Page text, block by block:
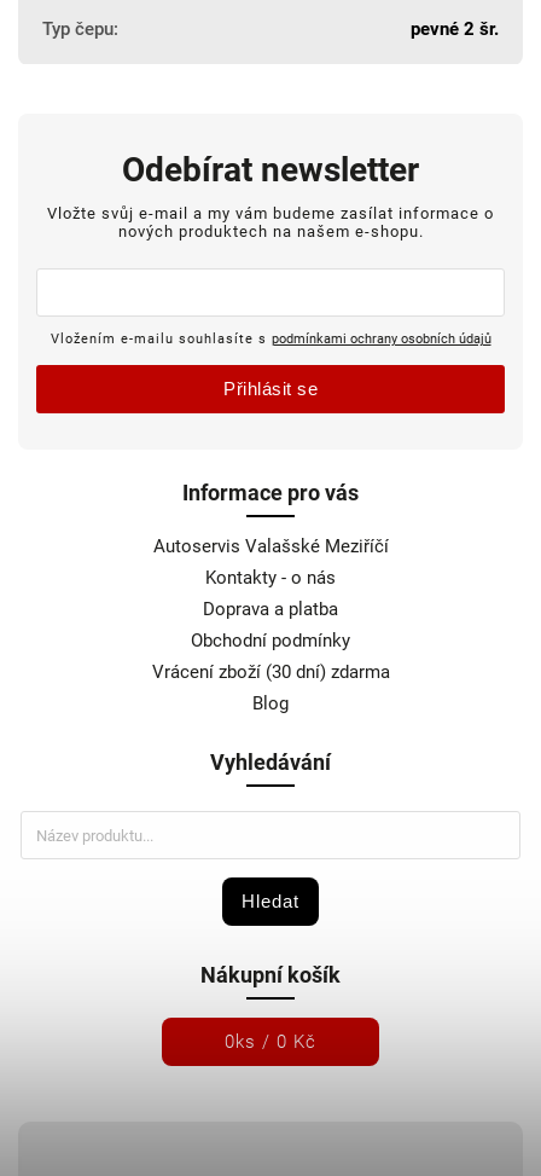
Typ čepu: pevné 2 šr.
Informace pro vás
Autoservis Valašské Meziříčí
Kontakty - o nás
Doprava a platba
Obchodní podmínky
Vrácení zboží (30 dní) zdarma
Blog
Vyhledávání
Hledat
Nákupní košík
0ks / 0 Kč
Odebírat newsletter
Vložte svůj e-mail a my vám budeme zasílat informace o
nových produktech na našem e-shopu.
Vložením e-mailu souhlasíte s podmínkami ochrany osobních údajů
Přihlásit se